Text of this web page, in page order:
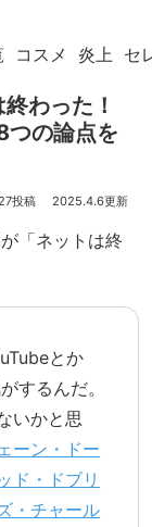
コスメ 炎上 セ
わった！
の論点を
2025.4.6
「ネットは終
とか
するんだ。
いかと思
ーン・ドー
ド・ドブリ
・チャール